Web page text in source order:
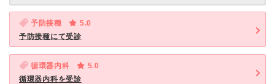
予防接種
5.0
予防接種にて受診
循環器内科
5.0
循環器内科を受診